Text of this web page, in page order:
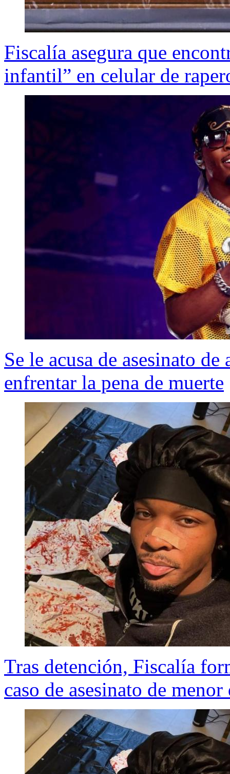
Fiscalía asegura que
infantil” en celular de
Se le acusa de asesinato
enfrentar la pena de muerte
Tras detención, Fiscalía
caso de asesinato de menor